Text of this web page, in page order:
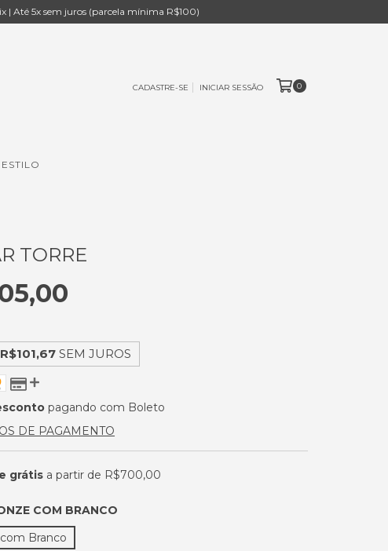
| Até 5x sem juros (parcela mínima R$100)
CADASTRE-SE INICIAR SESSÃO 0
ESTILO
TORRE
R$101,67 SEM JUROS
pagando com Boleto
DE PAGAMENTO
grátis a partir de R$700,00
COM BRANCO
Branco